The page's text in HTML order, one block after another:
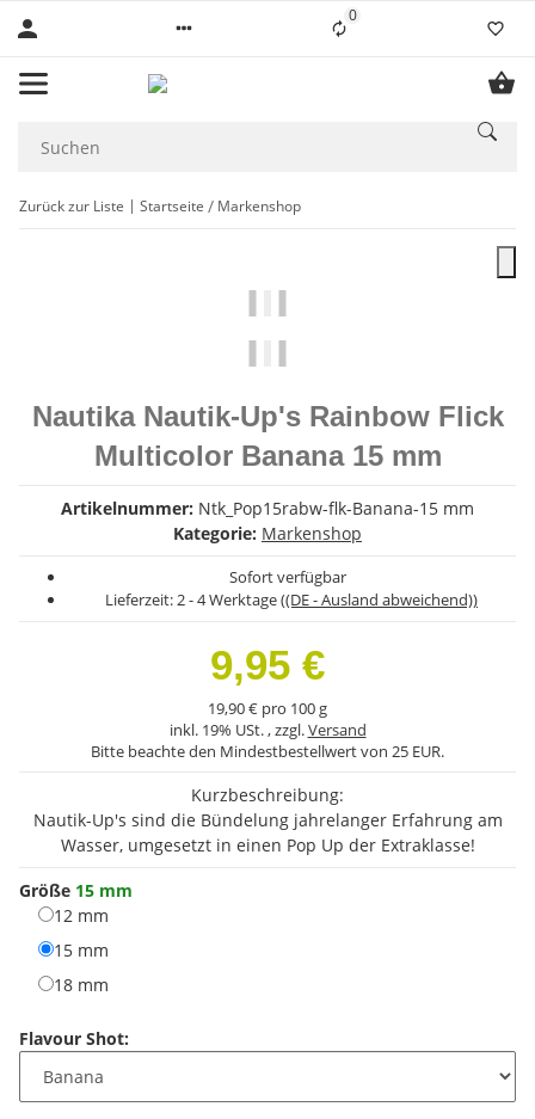
0Liste ist leer
Zurück zur Liste Startseite Markenshop
Nautika Nautik-Up's Rainbow Flick
Multicolor Banana 15 mm
Artikelnummer: Ntk_Pop15rabw-flk-Banana-15 mm
Kategorie: Markenshop
Sofort verfügbar
Lieferzeit:2 - 4 Werktage((DE - Ausland abweichend))
9,95 €
19,90 € pro 100 g
inkl. 19% USt. , zzgl.Versand
Bitte beachte den Mindestbestellwert von 25 EUR.
Kurzbeschreibung:
Nautik-Up's sind die Bündelung jahrelanger Erfahrung am
Wasser, umgesetzt in einen Pop Up der Extraklasse!
Größe 15 mm
12 mm
15 mm
18 mm
Flavour Shot: